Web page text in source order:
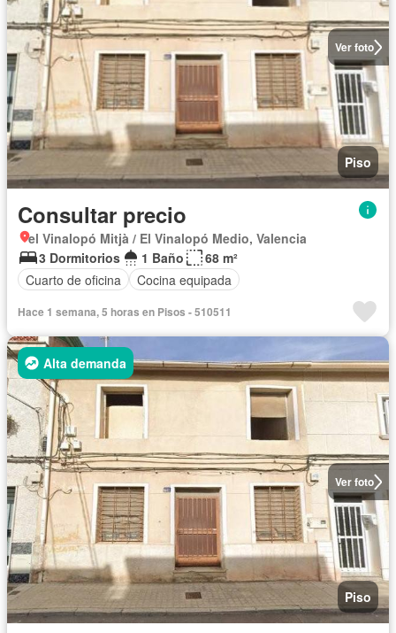
Ver foto
Piso
Consultar precio
el Vinalopó Mitjà / El Vinalopó Medio, Valencia
3 Dormitorios
1 Baño
68 m²
Cuarto de oficina
Cocina equipada
Hace 1 semana, 5 horas en Pisos - 510511
Ver foto
Alta demanda
Piso